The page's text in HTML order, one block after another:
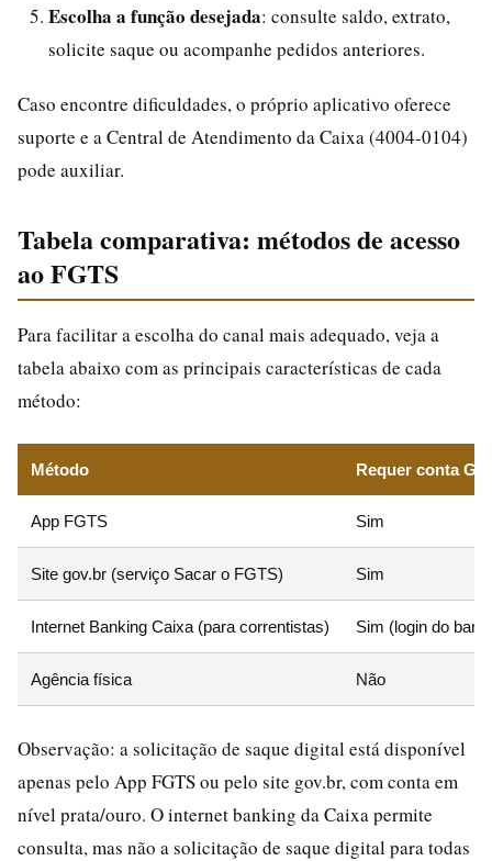
Escolha a função desejada: consulte saldo, extrato,
solicite saque ou acompanhe pedidos anteriores.
Caso encontre dificuldades, o próprio aplicativo oferece
suporte e a Central de Atendimento da Caixa (4004-0104)
pode auxiliar.
Tabela comparativa: métodos de acesso
ao FGTS
Para facilitar a escolha do canal mais adequado, veja a
tabela abaixo com as principais características de cada
método:
Método Requer conta
App FGTS Sim
Site gov.br (serviço Sacar o FGTS) Sim
Internet Banking Caixa (para correntistas) Sim (login do
Agência física Não
Observação: a solicitação de saque digital está disponível
apenas pelo App FGTS ou pelo site gov.br, com conta em
nível prata/ouro. O internet banking da Caixa permite
consulta, mas não a solicitação de saque digital para todas